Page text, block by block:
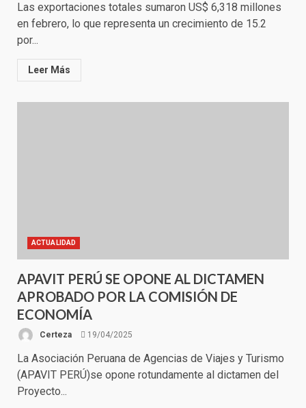
Las exportaciones totales sumaron US$ 6,318 millones
en febrero, lo que representa un crecimiento de 15.2
por...
Leer Más
ACTUALIDAD
APAVIT PERÚ SE OPONE AL DICTAMEN
APROBADO POR LA COMISIÓN DE
ECONOMÍA
Certeza 19/04/2025
La Asociación Peruana de Agencias de Viajes y Turismo
(APAVIT PERÚ)se opone rotundamente al dictamen del
Proyecto...